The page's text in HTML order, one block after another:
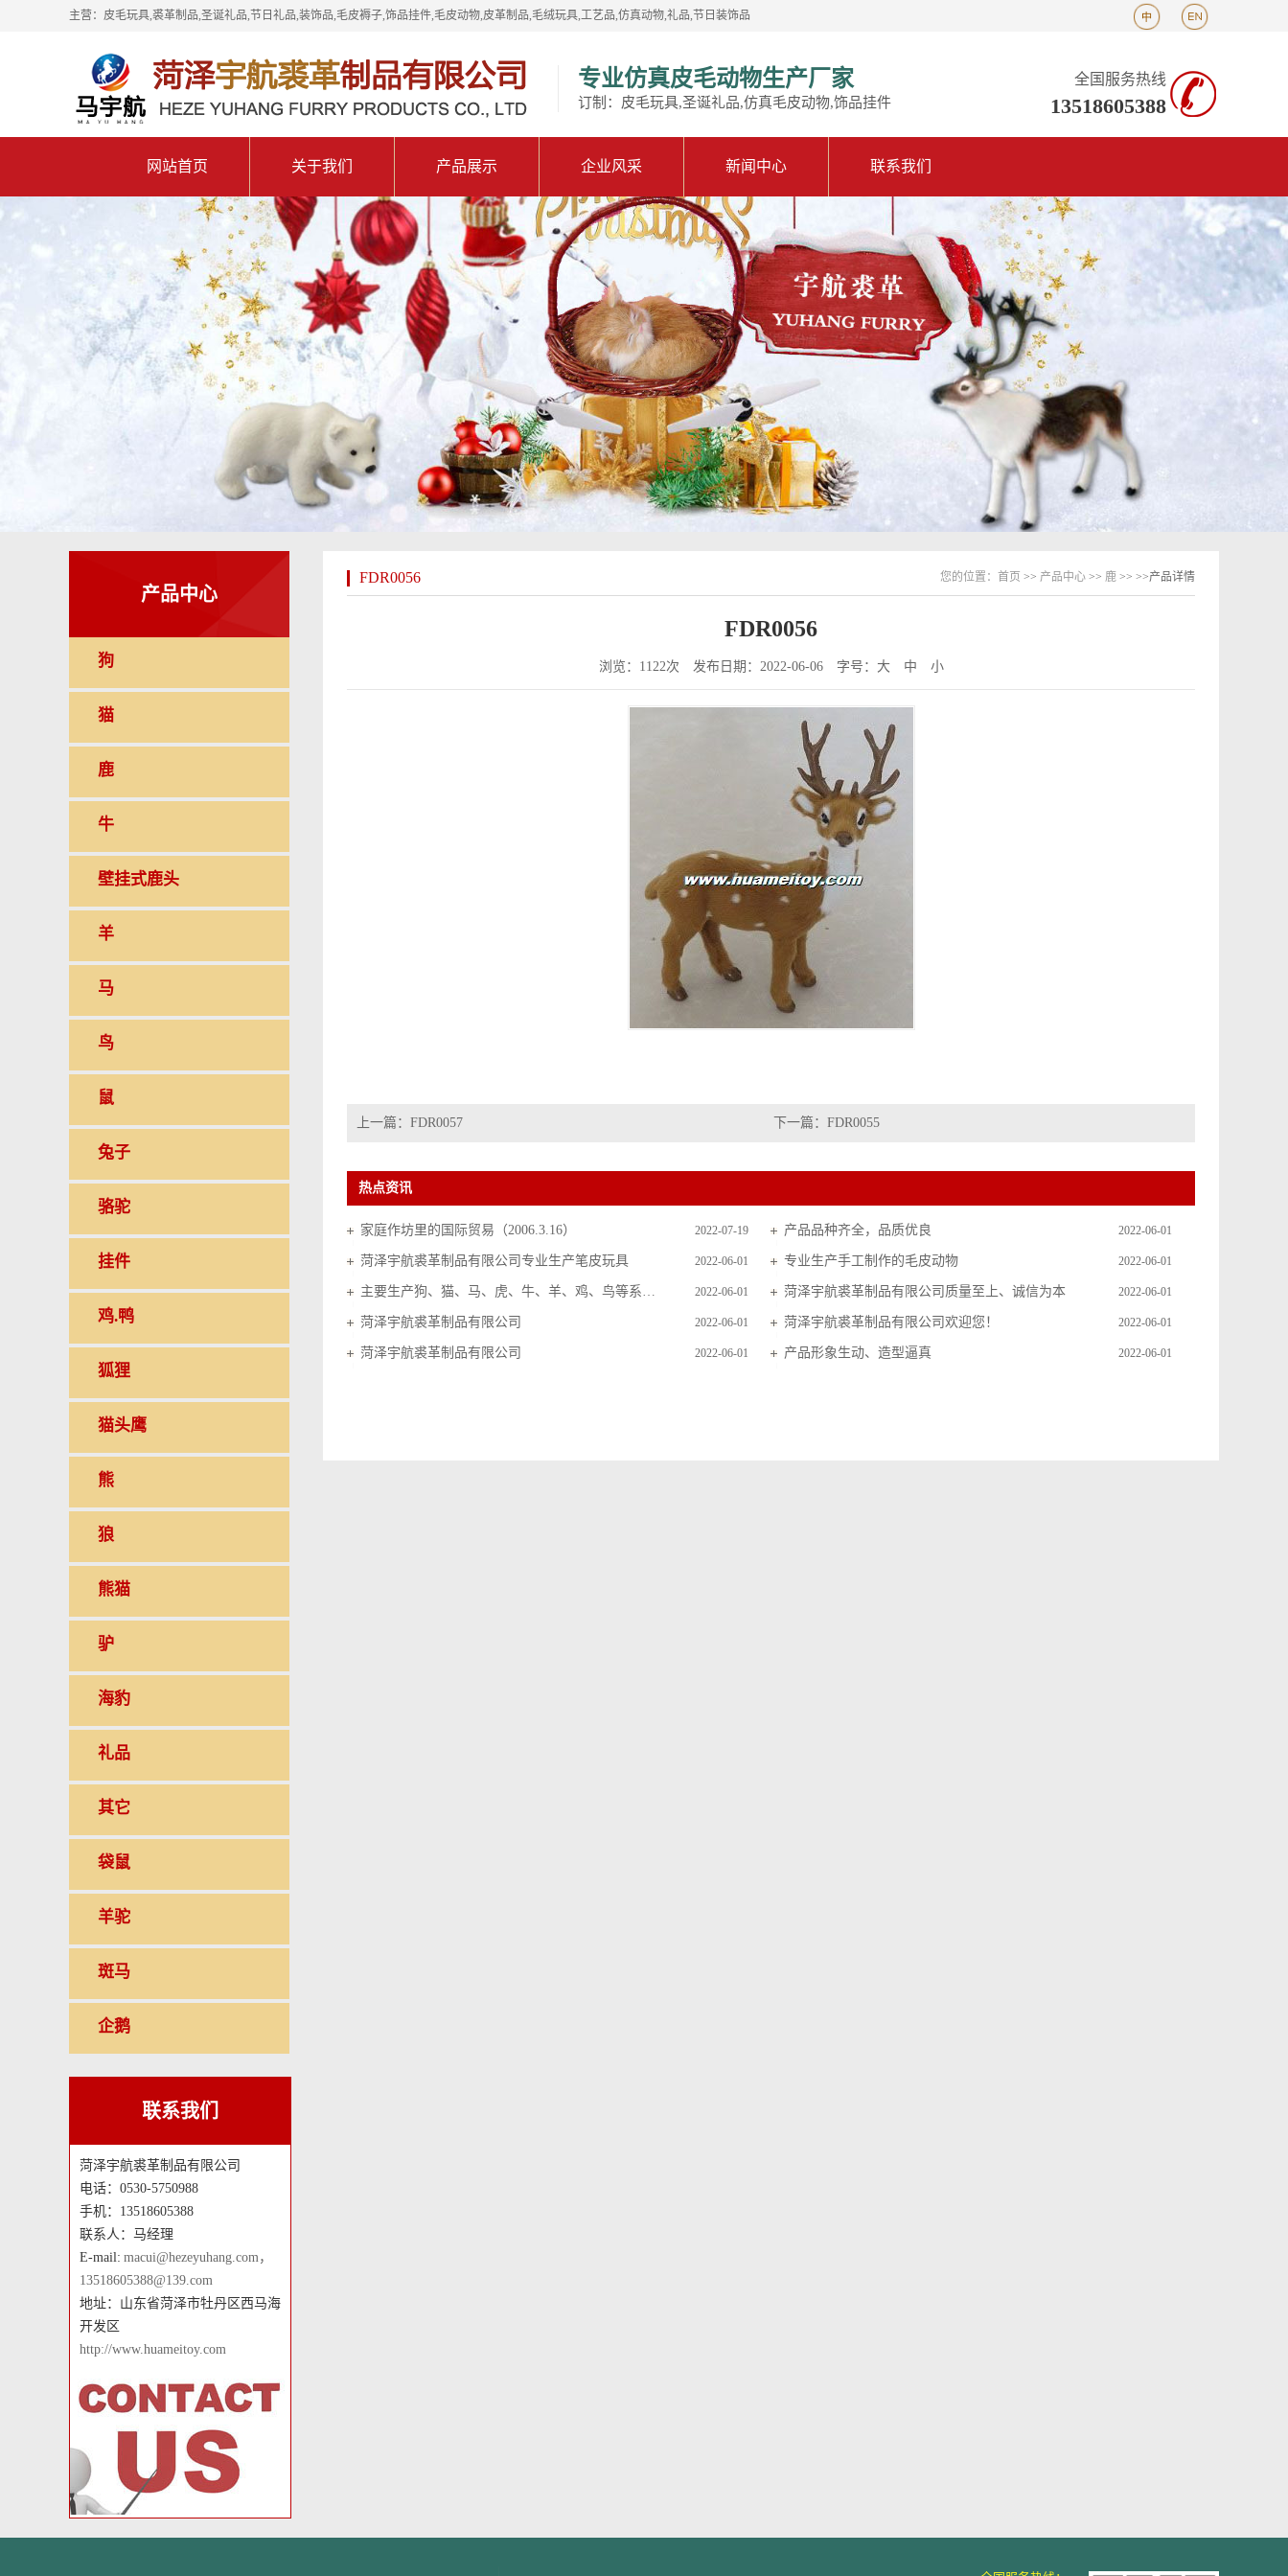
主营：皮毛玩具,裘革制品,圣诞礼品,节日礼品,装饰品,毛皮褥子,饰品挂件,毛皮动物,皮革制品,毛绒玩具,工艺品,仿真动物,礼品,节日装饰品
专业仿真皮毛动物生产厂家
订制：皮毛玩具,圣诞礼品,仿真毛皮动物,饰品挂件
全国服务热线
13518605388
网站首页 关于我们 产品展示 企业风采 新闻中心 联系我们
产品中心
狗
猫
鹿
牛
壁挂式鹿头
羊
马
鸟
鼠
兔子
骆驼
挂件
鸡.鸭
狐狸
猫头鹰
熊
狼
熊猫
驴
海豹
礼品
其它
袋鼠
羊驼
斑马
企鹅
联系我们
菏泽宇航裘革制品有限公司
电话：0530-5750988
手机：13518605388
联系人：马经理
E-mail: macui@hezeyuhang.com，
13518605388@139.com
地址：山东省菏泽市牡丹区西马海
开发区
http://www.huameitoy.com
FDR0056 您的位置： 首页 >> 产品中心 >> 鹿 >> >>产品详情
FDR0056
浏览：1122次 发布日期：2022-06-06 字号： 大 中 小
上一篇： FDR0057 下一篇： FDR0055
热点资讯
2022-07-19
家庭作坊里的国际贸易（2006.3.16） 2022-06-01
产品品种齐全，品质优良
2022-06-01
菏泽宇航裘革制品有限公司专业生产笔皮玩具 2022-06-01
专业生产手工制作的毛皮动物
2022-06-01
主要生产狗、猫、马、虎、牛、羊、鸡、鸟等系列毛皮玩具 2022-06-01
菏泽宇航裘革制品有限公司质量至上、诚信为本
2022-06-01
菏泽宇航裘革制品有限公司 2022-06-01
菏泽宇航裘革制品有限公司欢迎您！
2022-06-01
菏泽宇航裘革制品有限公司 2022-06-01
产品形象生动、造型逼真